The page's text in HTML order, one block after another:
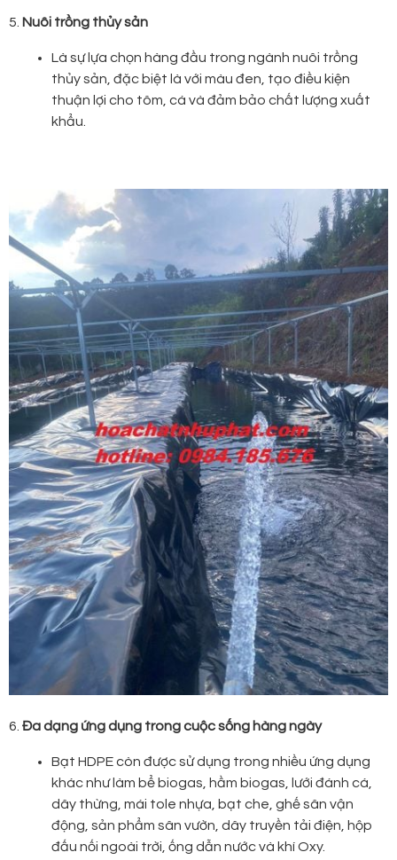
5. Nuôi trồng thủy sản
Là sự lựa chọn hàng đầu trong ngành nuôi trồng
thủy sản, đặc biệt là với màu đen, tạo điều kiện
thuận lợi cho tôm, cá và đảm bảo chất lượng xuất
khẩu.
6. Đa dạng ứng dụng trong cuộc sống hàng ngày
Bạt HDPE còn được sử dụng trong nhiều ứng dụng
khác như làm bể biogas, hầm biogas, lưới đánh cá,
dây thừng, mái tole nhựa, bạt che, ghế sân vận
động, sản phẩm sân vườn, dây truyền tải điện, hộp
đấu nối ngoài trời, ống dẫn nước và khí Oxy.